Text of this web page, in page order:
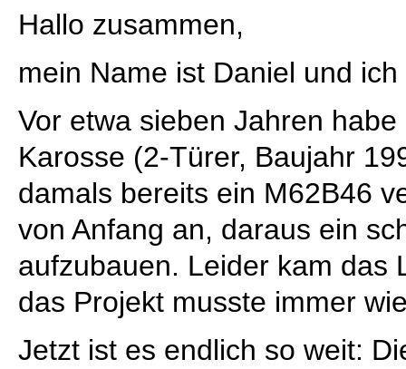
Hallo zusammen,
mein Name ist Daniel und
Vor etwa sieben Jahren
Karosse (2-Türer, Baujahr
damals bereits ein M62B46
von Anfang an, daraus ein
aufzubauen. Leider kam das
das Projekt musste immer
Jetzt ist es endlich so weit: